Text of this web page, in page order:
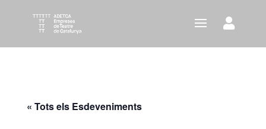
« Tots els Esdeveniments